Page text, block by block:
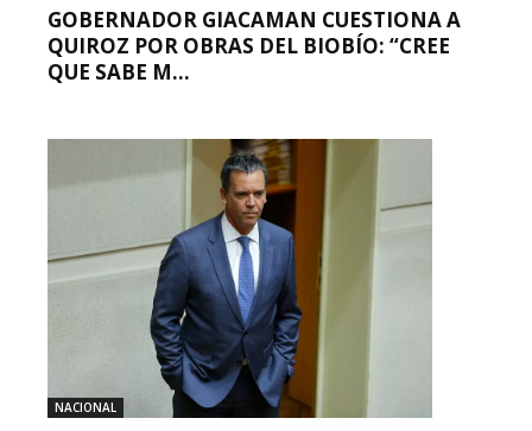
GOBERNADOR GIACAMAN CUESTIONA A
QUIROZ POR OBRAS DEL BIOBÍO: “CREE
QUE SABE M...
NACIONAL